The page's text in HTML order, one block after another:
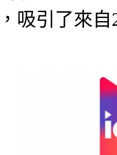
吸引了來